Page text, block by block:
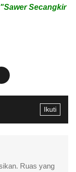
"Sawer Secangkir
Ikuti
Ruas yang